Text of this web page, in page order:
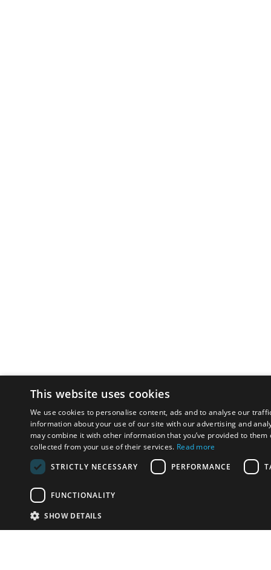
This website uses cookies
We use cookies to personalise content, ads and to analyse our
information about your use of our site with our advertising and
may combine it with other information that you’ve provided to them
collected from your use of their services. Read more
STRICTLY NECESSARY
PERFORMANCE
FUNCTIONALITY
SHOW DETAILS